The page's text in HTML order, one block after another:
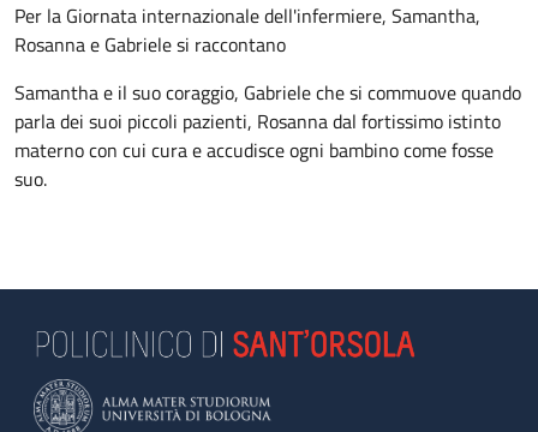
Per la Giornata internazionale dell'infermiere, Samantha,
Rosanna e Gabriele si raccontano
Samantha e il suo coraggio, Gabriele che si commuove quando
parla dei suoi piccoli pazienti, Rosanna dal fortissimo istinto
materno con cui cura e accudisce ogni bambino come fosse
suo.